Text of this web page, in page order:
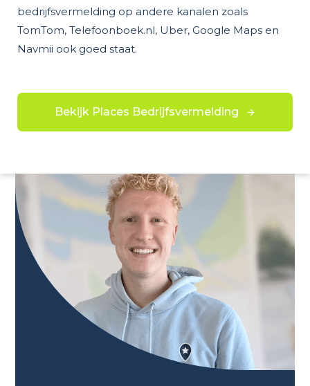
bedrijfsvermelding op andere kanalen zoals
TomTom, Telefoonboek.nl, Uber, Google Maps en
Navmii ook goed staat.
Bekijk Places Bedrijfsvermelding